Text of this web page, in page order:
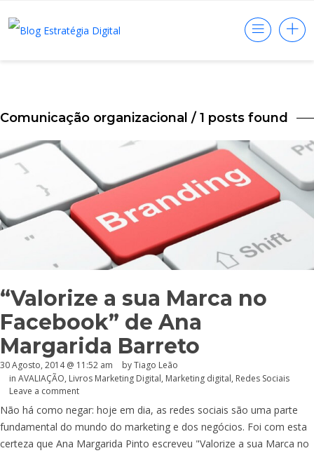
Comunicação organizacional / 1 posts found
“Valorize a sua Marca no
Facebook” de Ana
Margarida Barreto
30 Agosto, 2014 @ 11:52 am
by Tiago Leão
in AVALIAÇÃO, Livros Marketing Digital, Marketing digital, Redes Sociais
Leave a comment
Não há como negar: hoje em dia, as redes sociais são uma parte
fundamental do mundo do marketing e dos negócios. Foi com esta
certeza que Ana Margarida Pinto escreveu "Valorize a sua Marca no